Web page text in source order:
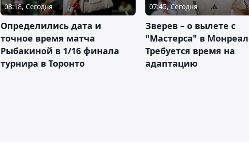
08:18, Сегодня
Определились дата и
точное время матча
Рыбакиной в 1/16 финала
турнира в Торонто
07:45, Сегодня
Зверев – о вылете с
"Мастерса" в
Требуется время на
адаптацию